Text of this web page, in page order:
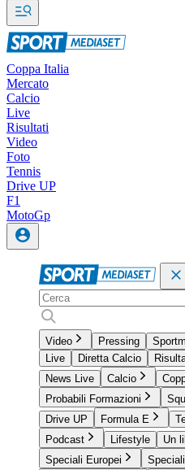
Coppa Italia
Mercato
Calcio
Live
Risultati
Video
Foto
Tennis
Drive UP
F1
MotoGp
Video Pressing
Live
Diretta Calcio
News Live
Calcio
Probabili Formazioni
Drive UP
Formula E
Podcast
Lifestyle
Un
Speciali Europei